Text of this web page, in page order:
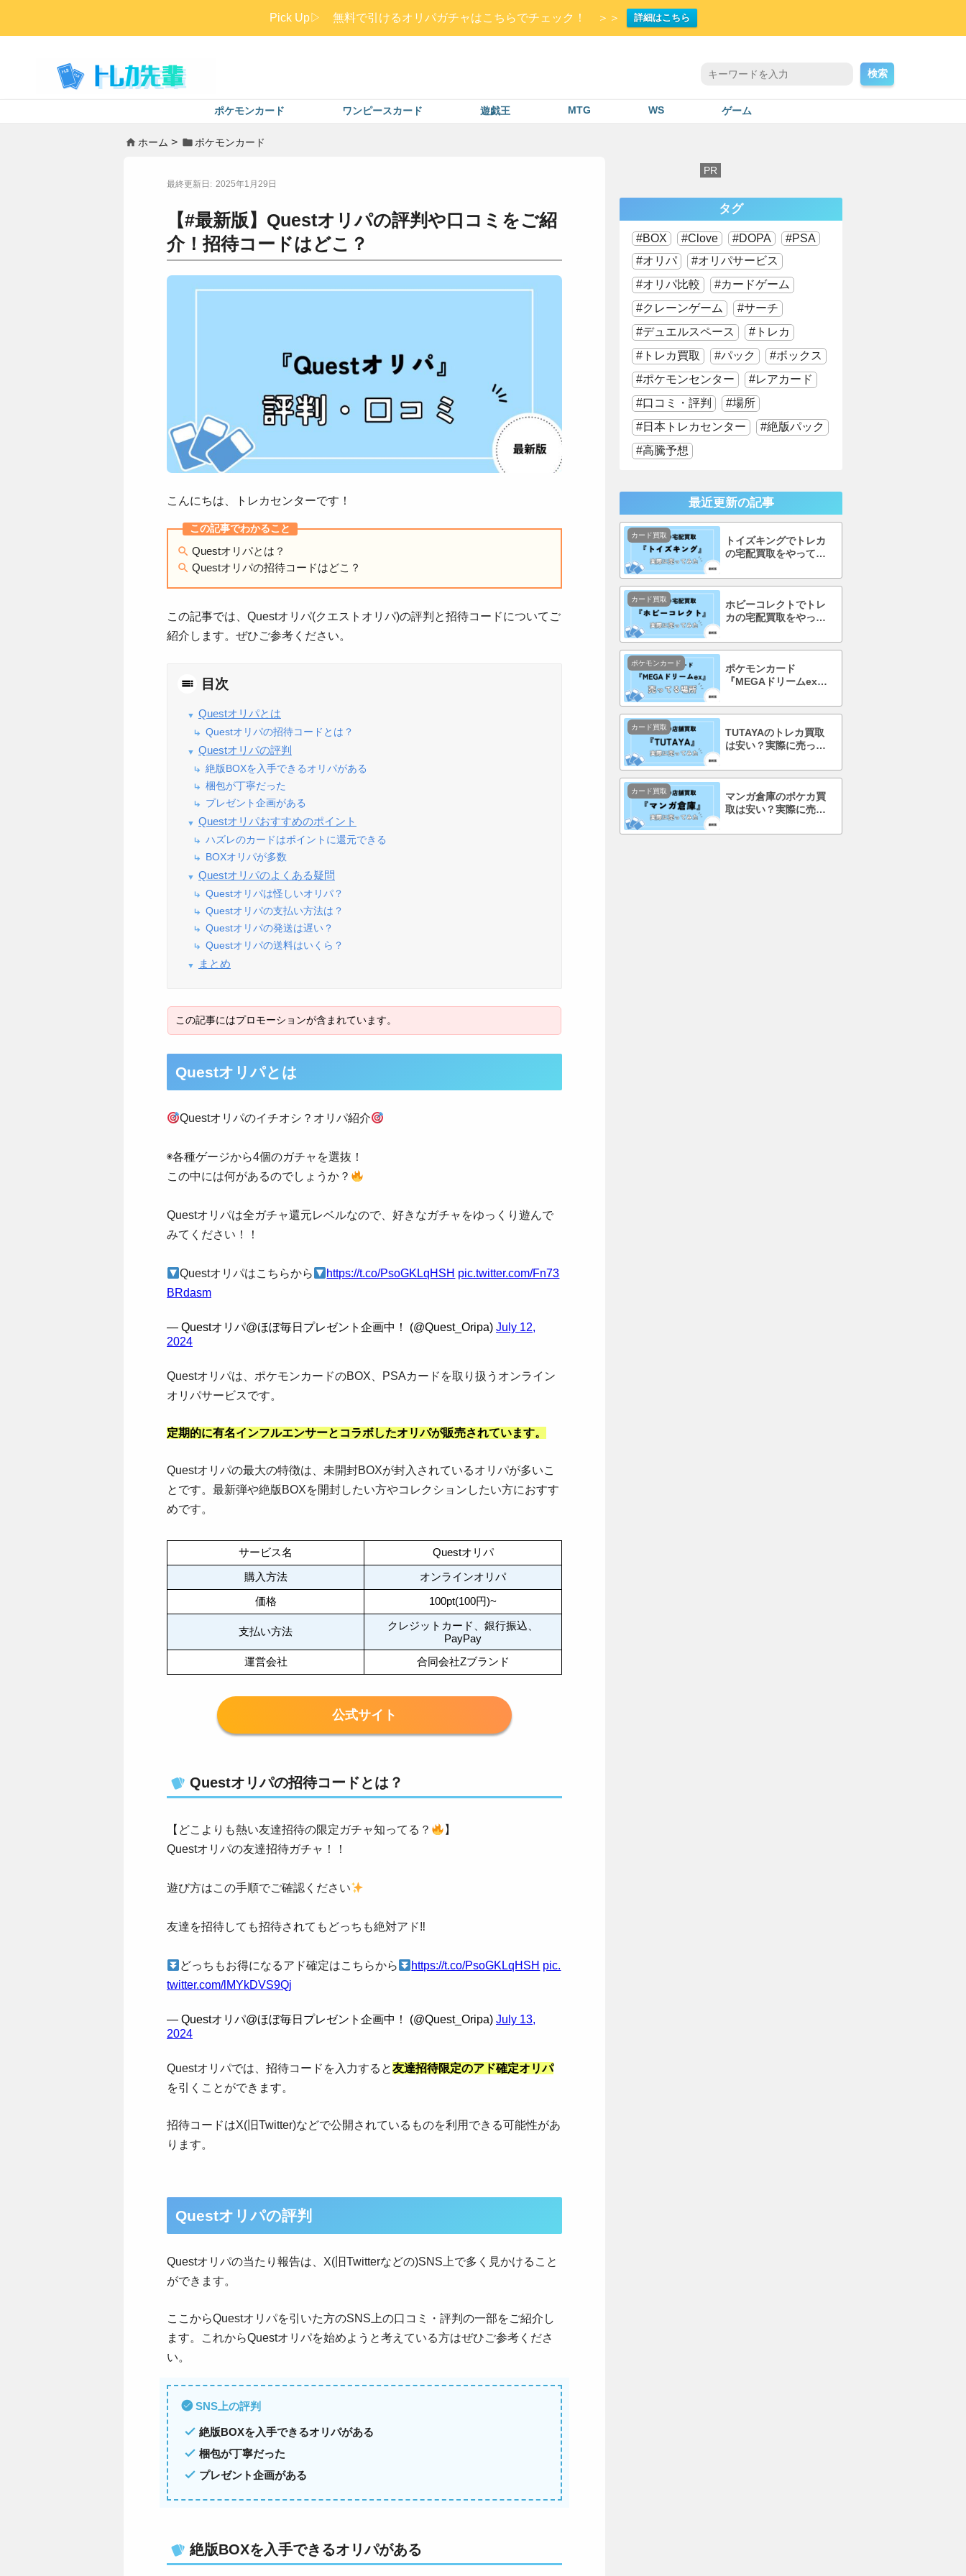
Pick Up▷ 無料で引けるオリパガチャはこちらでチェック！ ＞＞ 詳細はこちら
検索
ポケモンカード ワンピースカード 遊戯王 MTG WS ゲーム
ホーム ポケモンカード
2025年1月29日
【#最新版】Questオリパの評判や口コミをご紹
介！招待コードはどこ？
こんにちは、トレカセンターです！
Questオリパとは？
Questオリパの招待コードはどこ？
この記事では、Questオリパ(クエストオリパ)の評判と招待コードについてご
紹介します。ぜひご参考ください。
目次
Questオリパとは
Questオリパの招待コードとは？
Questオリパの評判
絶版BOXを入手できるオリパがある
梱包が丁寧だった
プレゼント企画がある
Questオリパおすすめのポイント
ハズレのカードはポイントに還元できる
BOXオリパが多数
Questオリパのよくある疑問
Questオリパは怪しいオリパ？
Questオリパの支払い方法は？
Questオリパの発送は遅い？
Questオリパの送料はいくら？
まとめ
Questオリパとは
Questオリパのイチオシ？オリパ紹介
◉各種ゲージから4個のガチャを選抜！
この中には何があるのでしょうか？
Questオリパは全ガチャ還元レベルなので、好きなガチャをゆっくり遊んで
みてください！！
Questオリパはこちらから https://t.co/PsoGKLqHSH pic.twitter.com/Fn73
BRdasm
— Questオリパ@ほぼ毎日プレゼント企画中！ (@Quest_Oripa) July 12,
2024
Questオリパは、ポケモンカードのBOX、PSAカードを取り扱うオンライン
オリパサービスです。
定期的に有名インフルエンサーとコラボしたオリパが販売されています。
Questオリパの最大の特徴は、未開封BOXが封入されているオリパが多いこ
とです。最新弾や絶版BOXを開封したい方やコレクションしたい方におすす
めです。
サービス名 Questオリパ
購入方法 オンラインオリパ
価格 100pt(100円)~
支払い方法
クレジットカード、銀行振込、
PayPay
運営会社
合同会社Zブランド
公式サイト
Questオリパの招待コードとは？
【どこよりも熱い友達招待の限定ガチャ知ってる？
】
Questオリパの友達招待ガチャ！！
遊び方はこの手順でご確認ください
友達を招待しても招待されてもどっちも絶対アド‼︎
どっちもお得になるアド確定はこちらから https://t.co/PsoGKLqHSH pic.
twitter.com/lMYkDVS9Qj
— Questオリパ@ほぼ毎日プレゼント企画中！ (@Quest_Oripa) July 13,
2024
Questオリパでは、招待コードを入力すると友達招待限定のアド確定オリパ
を引くことができます。
招待コードはX(旧Twitter)などで公開されているものを利用できる可能性があ
ります。
Questオリパの評判
Questオリパの当たり報告は、X(旧Twitterなどの)SNS上で多く見かけること
ができます。
ここからQuestオリパを引いた方のSNS上の口コミ・評判の一部をご紹介し
ます。これからQuestオリパを始めようと考えている方はぜひご参考くださ
い。
SNS上の評判
絶版BOXを入手できるオリパがある
梱包が丁寧だった
プレゼント企画がある
絶版BOXを入手できるオリパがある
タグ
BOX Clove DOPA
PSA
オリパ
オリパサービス
オリパ比較
カードゲーム
クレーンゲーム
サーチ
デュエルスペース
トレカ
トレカ買取
パック
ボックス
ポケモンセンター
レアカード
口コミ・評判
場所
日本トレカセンター
絶版パック
高騰予想
最近更新の記事
トイズキングでトレカ
の宅配買取をやってみ
徹底調査！
カード買取
ホビーコレクトでトレ
カの宅配買取をやって
で徹底調査！
カード買取
ポケモンカード
『MEGAドリームex』
こ？コンビニで買え
ポケモンカード
TUTAYAのトレカ買取
は安い？実際に売って
徹底調査！
カード買取
マンガ倉庫のポケカ買
取は安い？実際に売っ
で徹底調査！
カード買取